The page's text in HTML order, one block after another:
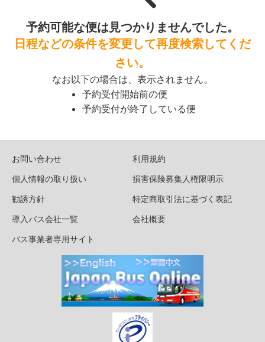
予約可能な便は見つかりませんでした。
日程などの条件を変更して再度検索してくだ
さい。
なお以下の場合は、表示されません。
予約受付開始前の便
予約受付が終了している便
お問い合わせ
利用規約
個人情報の取り扱い
損害保険募集人権限明示
勧誘方針
特定商取引法に基づく表記
導入バス会社一覧
会社概要
バス事業者専用サイト